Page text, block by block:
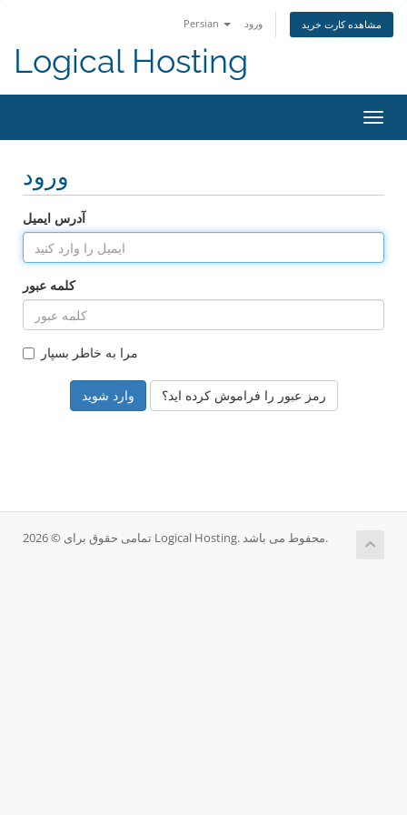
Persian ورود مشاهده کارت خرید
Logical Hosting
تغییر
ورود
آدرس ایمیل
کلمه عبور
مرا به خاطر بسپار
رمز عبور را فراموش کرده اید؟
تمامی حقوق برای © 2026 Logical Hosting. محفوط می باشد.